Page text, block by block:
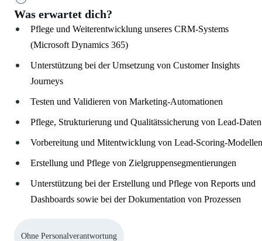
Was erwartet dich?
Pflege und Weiterentwicklung unseres CRM-Systems
(Microsoft Dynamics 365)
Unterstützung bei der Umsetzung von Customer Insights
Journeys
Testen und Validieren von Marketing-Automationen
Pflege, Strukturierung und Qualitätssicherung von Lead-Daten
Vorbereitung und Mitentwicklung von Lead-Scoring-Modellen
Erstellung und Pflege von Zielgruppensegmentierungen
Unterstützung bei der Erstellung und Pflege von Reports und
Dashboards sowie bei der Dokumentation von Prozessen
Ohne Personalverantwortung